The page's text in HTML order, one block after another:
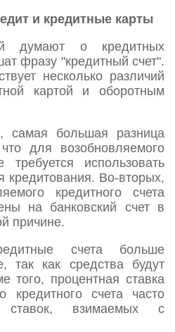
и кредитные карты
думают о кредитных
фразу "кредитный счет".
несколько различий
картой и оборотным
самая большая разница
для возобновляемого
требуется использовать
кредитования. Во-вторых,
кредитного счета
на банковский счет в
причине.
счета больше
так как средства будут
того, процентная ставка
кредитного счета часто
ставок, взимаемых с